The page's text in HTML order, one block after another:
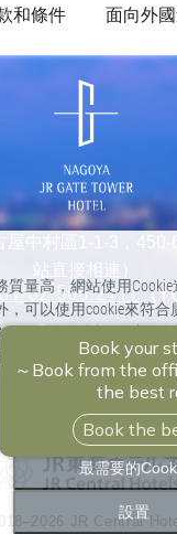
質量高，網站使用
，可以使用cookie來符合
用途的資訊，以及依
請點選“設定”。
全部接受
最需要的
設置
和條件
面向外
屋中村區1-1-3，
站直接相連）
52-566-2111（
Associa飯店列表
Marriott Associa
Hilton Takayama Resort
JR Central